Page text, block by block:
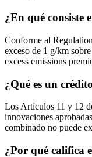
¿En qué consiste
Conforme al
exceso de 1 g/km
excess emissions
¿Qué es un
Los Artículos 11 y 12
innovaciones
combinado no puede
¿Por qué califica